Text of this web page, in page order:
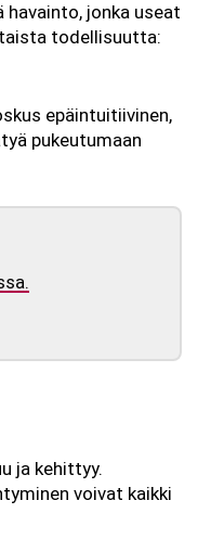
havainto, jonka useat
todellisuutta:
epäintuitiivinen,
pukeutumaan
ja kehittyy.
voivat kaikki